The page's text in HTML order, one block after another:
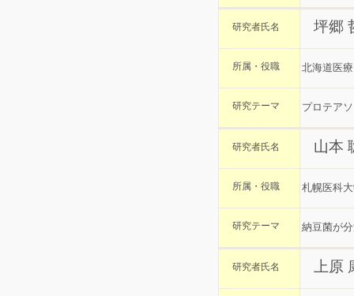
研究者氏名 坪郷
所属・役職 北海道医
研究テーマ プロテア
研究者氏名 山本
所属・役職 札幌医科
研究テーマ 納豆菌が
研究者氏名 上原